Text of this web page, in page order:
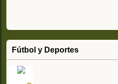
Fútbol y Deportes